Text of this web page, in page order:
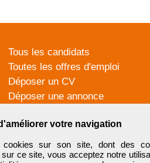
votre navigation
cookies sur son site, dont des
ce site, vous acceptez notre
Tous les candidats
Toutes les offres d'emploi
Déposer un CV
Déposer une annonce